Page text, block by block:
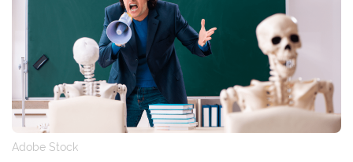
Adobe Stock